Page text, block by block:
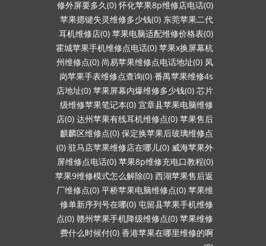
修外屏要多久(0) 怀化苹果8p维修店电话(0)
苹果摁键失灵维修多少钱(0) 东莞苹果二代
耳机维修店(0) 苹果电脑适配维修价格表(0)
霍城苹果手机维修点电话(0) 苹果x换屏幕杭
州维修点(0) 尚易苹果维修点电话地址(0) 凤
岗苹果手表维修点查询(0) 番禺苹果维修4s
店地址(0) 苹果屏幕内爆维修多少钱(0) 芯片
级维修苹果笔记本(0) 宜章县苹果电脑维修
店(0) 达州苹果有线耳机维修点(0) 苹果售后
麒麟区维修点(0) 保定换苹果后玻璃维修点
(0) 驻马店苹果维修店在哪儿(0) 威海苹果外
屏维修点电话(0) 苹果8p维修充电口教程(0)
苹果9维修模式怎么解除(0) 西湖苹果售后返
厂维修点(0) 平桥苹果电脑维修点(0) 苹果维
修单新序列号在哪(0) 屯留县苹果手机维修
点(0) 赣州苹果手机降级维修点(0) 苹果维修
费什么时候付(0) 香港苹果在哪里维修的啊